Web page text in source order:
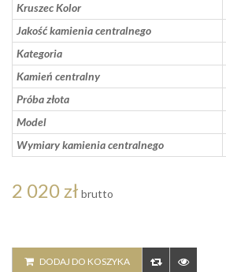
Kruszec Kolor
Jakość kamienia centralnego
Kategoria
Kamień centralny
Próba złota
Model
Wymiary kamienia centralnego
2 020 zł brutto
DODAJ DO KOSZYKA